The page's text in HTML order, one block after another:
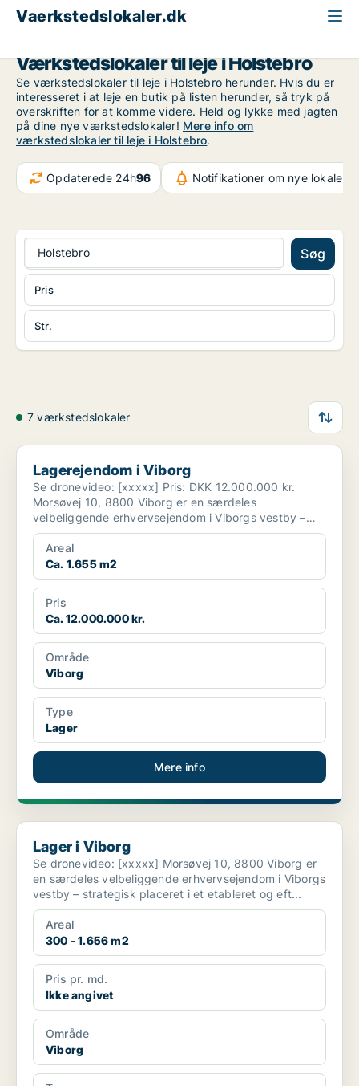
Vaerkstedslokaler.dk
Værkstedslokaler til leje i Holstebro
Se værkstedslokaler til leje i Holstebro herunder. Hvis du er
interesseret i at leje en butik på listen herunder, så tryk på
overskriften for at komme videre. Held og lykke med jagten
på dine nye værkstedslokaler! Mere info om
værkstedslokaler til leje i Holstebro.
Opdaterede 24h96 Notifikationer om nye lokaler
Holstebro Søg
Str.
Pris
7 værkstedslokaler
Lagerejendom i Viborg
Lagerejendom i Viborg
Se dronevideo: [xxxxx] Pris: DKK 12.000.000 kr.
Morsøvej 10, 8800 Viborg er en særdeles
velbeliggende erhvervsejendom i Viborgs vestby –
strategisk pla...
Areal
Ca. 1.655 m2
Pris
Ca. 12.000.000 kr.
Område
Viborg
Type
Lager
Mere info
Lager i Viborg
Lager i Viborg
Se dronevideo: [xxxxx] Morsøvej 10, 8800 Viborg er
en særdeles velbeliggende erhvervsejendom i Viborgs
vestby – strategisk placeret i et etableret og eft...
Areal
300 - 1.656 m2
Pris pr. md.
Ikke angivet
Område
Viborg